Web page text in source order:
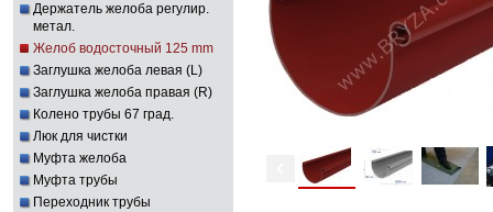
Держатель желоба регулир.
метал.
Желоб водосточный 125 mm
Заглушка желоба левая (L)
Заглушка желоба правая (R)
Колено трубы 67 град.
Люк для чистки
Муфта желоба
Муфта трубы
Переходник трубы